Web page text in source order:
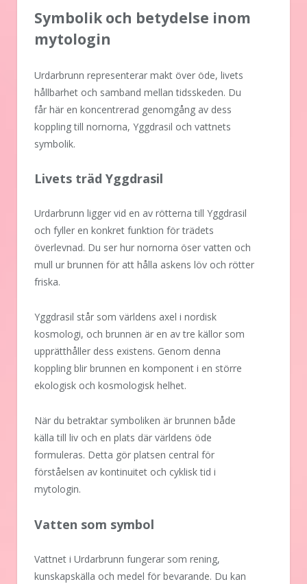
Symbolik och betydelse inom
mytologin
Urdarbrunn representerar makt över öde, livets
hållbarhet och samband mellan tidsskeden. Du
får här en koncentrerad genomgång av dess
koppling till nornorna, Yggdrasil och vattnets
symbolik.
Livets träd Yggdrasil
Urdarbrunn ligger vid en av rötterna till Yggdrasil
och fyller en konkret funktion för trädets
överlevnad. Du ser hur nornorna öser vatten och
mull ur brunnen för att hålla askens löv och rötter
friska.
Yggdrasil står som världens axel i nordisk
kosmologi, och brunnen är en av tre källor som
upprätthåller dess existens. Genom denna
koppling blir brunnen en komponent i en större
ekologisk och kosmologisk helhet.
När du betraktar symboliken är brunnen både
källa till liv och en plats där världens öde
formuleras. Detta gör platsen central för
förståelsen av kontinuitet och cyklisk tid i
mytologin.
Vatten som symbol
Vattnet i Urdarbrunn fungerar som rening,
kunskapskälla och medel för bevarande. Du kan